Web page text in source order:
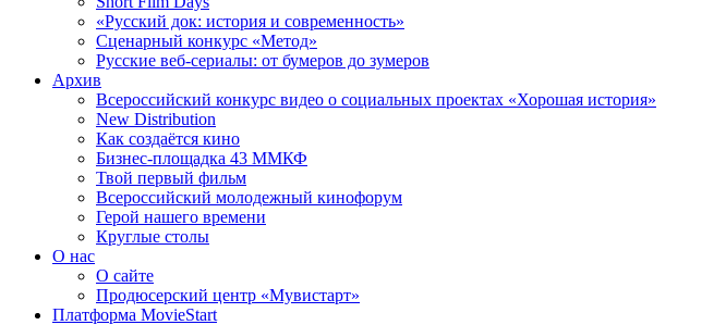
«Русский док: история и современность»
Сценарный конкурс «Метод»
Русские веб-сериалы: от бумеров до зумеров
Архив
Всероссийский конкурс видео о социальных проектах «Хорошая история»
New Distribution
Как создаётся кино
Бизнес-площадка 43 ММКФ
Твой первый фильм
Всероссийский молодежный кинофорум
Герой нашего времени
Круглые столы
О нас
О сайте
Продюсерский центр «Мувистарт»
Платформа MovieStart